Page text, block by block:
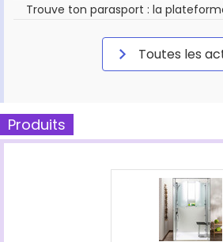
Trouve ton parasport : la
Toutes les
Produits